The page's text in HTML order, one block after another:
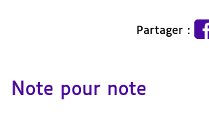
Partager :
Note pour note